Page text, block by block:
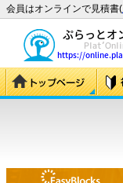
会員はオンラインで見積書(